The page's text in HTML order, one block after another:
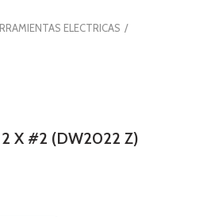
ELECTRICAS
X #2 (DW2022 Z)